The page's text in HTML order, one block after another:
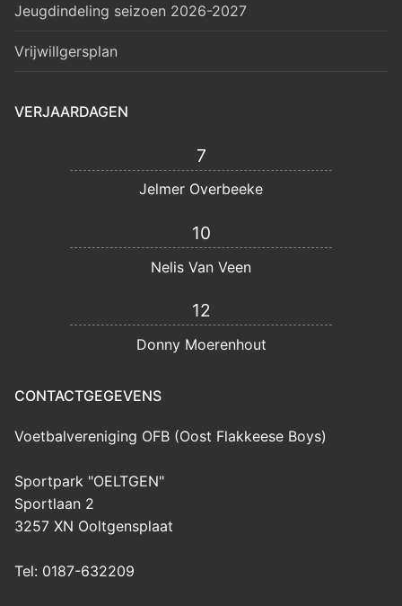
Jeugdindeling seizoen 2026-2027
Vrijwillgersplan
VERJAARDAGEN
7
Jelmer Overbeeke
10
Nelis Van Veen
12
Donny Moerenhout
CONTACTGEGEVENS
Voetbalvereniging OFB (Oost Flakkeese Boys)
Sportpark "OELTGEN"
Sportlaan 2
3257 XN Ooltgensplaat
Tel: 0187-632209